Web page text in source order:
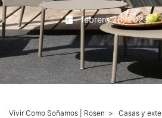
febrero 28, 2023
Vivir Como Soñamos | Rosen > Casas y